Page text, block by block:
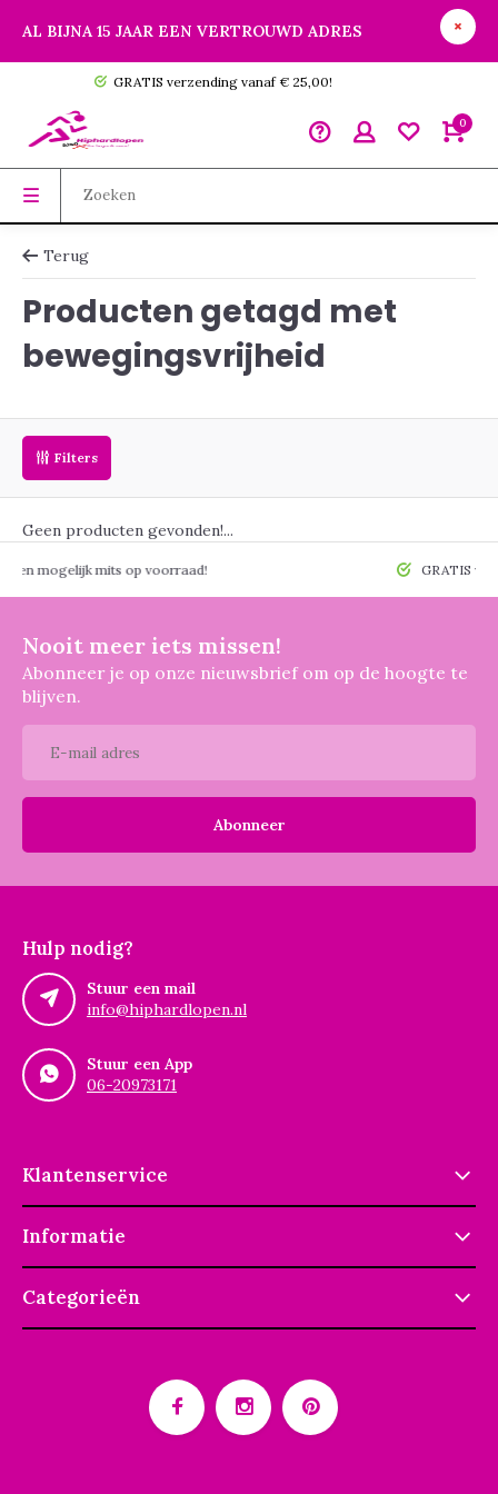
AL BIJNA 15 JAAR EEN VERTROUWD ADRES
GRATIS verzending vanaf € 25,00!
0
Terug
Producten getagd met
bewegingsvrijheid
Filters
Geen producten gevonden!...
mits op voorraad! GRATIS
Nooit meer iets missen!
Abonneer je op onze nieuwsbrief om op de hoogte te
blijven.
Abonneer
Hulp nodig?
Stuur een mail
info@hiphardlopen.nl
Stuur een App
06-20973171
Klantenservice
Informatie
Categorieën